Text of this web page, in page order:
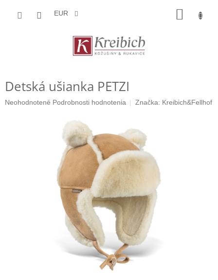
EUR
Detská ušianka PETZI
Priemerné
Neohodnotené Podrobnosti hodnotenia Značka: Kreibich&Fellhof